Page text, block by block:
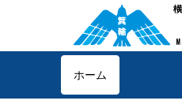
ホーム